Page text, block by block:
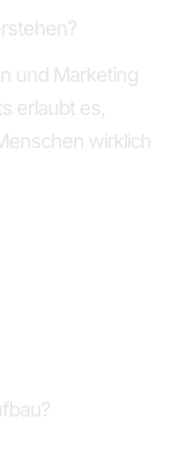
und Marketing
erlaubt es,
wirklich